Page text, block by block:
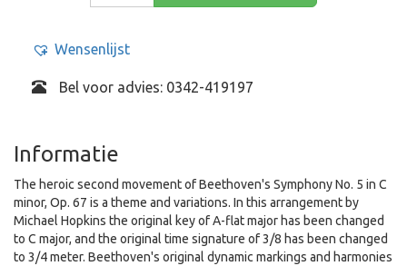
Wensenlijst
Bel voor advies: 0342-419197
Informatie
The heroic second movement of Beethoven's Symphony No. 5 in C
minor, Op. 67 is a theme and variations. In this arrangement by
Michael Hopkins the original key of A-flat major has been changed
to C major, and the original time signature of 3/8 has been changed
to 3/4 meter. Beethoven's original dynamic markings and harmonies